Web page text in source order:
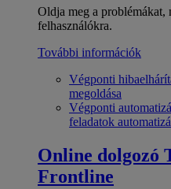
Oldja meg a problémákat,
felhasználókra.
További információk
Végponti
megoldása
Végponti
feladatok
Online dolgozó
Frontline